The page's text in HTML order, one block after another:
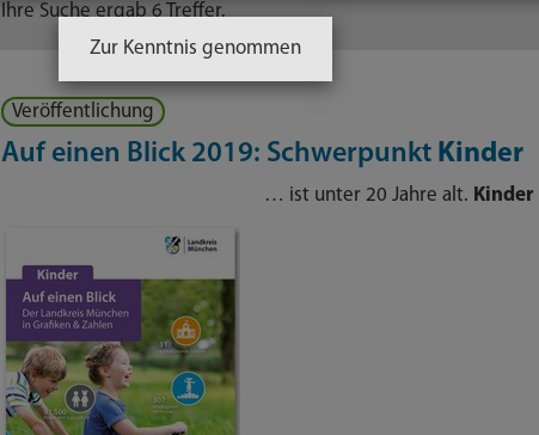
Ihre Suche ergab 6 Treffer.
Veröffentlichung
Auf einen Blick 2019: Schwerpunkt Kinder
… ist unter 20 Jahre alt. Kinder
Zur Kenntnis genommen